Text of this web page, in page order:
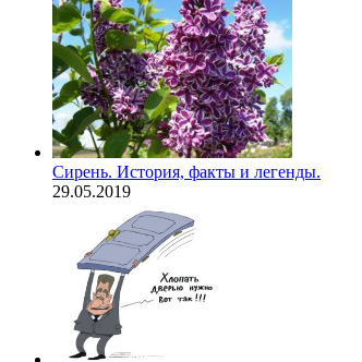
Сирень. История, факты и легенды.
29.05.2019